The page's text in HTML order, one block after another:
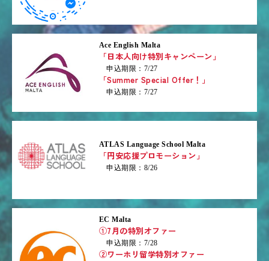
Ace English Malta
「日本人向け特別キャンペーン」
申込期限：7/27
「Summer Special Offer！」
申込期限：7/27
ATLAS Language School Malta
「円安応援プロモーション」
申込期限：8/26
EC Malta
①7月の特別オファー
申込期限：7/28
②ワーホリ留学特別オファー